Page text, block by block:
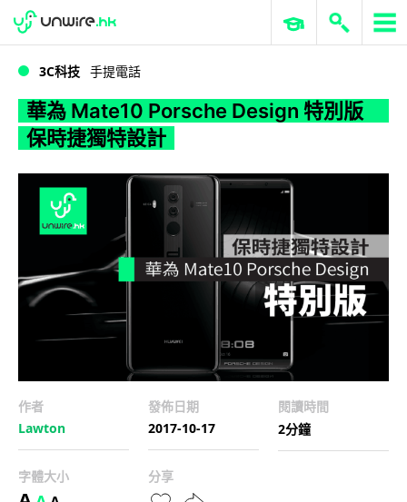
WWDC 2026 ERP 與商業 AI
3C科技 手提電話
華為 Mate10 Porsche Design 特別版
保時捷獨特設計
作者
Lawton
發佈日期
2017-10-17
閱讀時間
2分鐘
字體大小 分享